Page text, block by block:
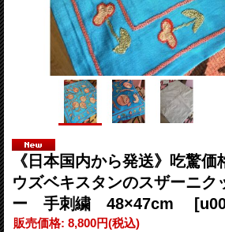
《日本国内から発送》吃驚
ウズベキスタンのスザーニク
ー 手刺繍 48×47cm
販売価格: 8,800円(税込)